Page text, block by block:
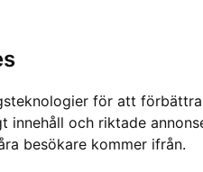
för att
och riktade
besökare kommer ifrån.